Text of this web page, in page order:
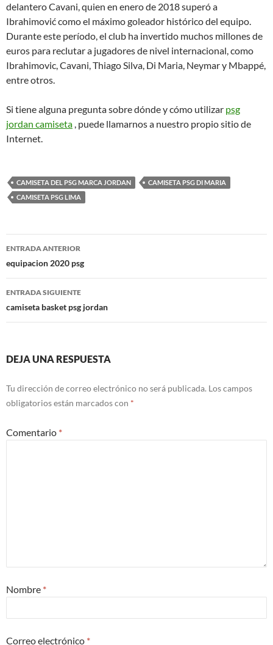
delantero Cavani, quien en enero de 2018 superó a
Ibrahimović como el máximo goleador histórico del equipo.
Durante este período, el club ha invertido muchos millones de
euros para reclutar a jugadores de nivel internacional, como
Ibrahimovic, Cavani, Thiago Silva, Di Maria, Neymar y Mbappé,
entre otros.
Si tiene alguna pregunta sobre dónde y cómo utilizar psg
jordan camiseta , puede llamarnos a nuestro propio sitio de
Internet.
CAMISETA DEL PSG MARCA JORDAN
CAMISETA PSG DI MARIA
CAMISETA PSG LIMA
Navegación
de
entradas
ENTRADA ANTERIOR
equipacion 2020 psg
ENTRADA SIGUIENTE
camiseta basket psg jordan
DEJA UNA RESPUESTA
Tu dirección de correo electrónico no será publicada. Los campos
obligatorios están marcados con *
Comentario *
Nombre *
Correo electrónico *